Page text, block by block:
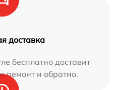
доставка
бесплатно доставит
ремонт и обратно.